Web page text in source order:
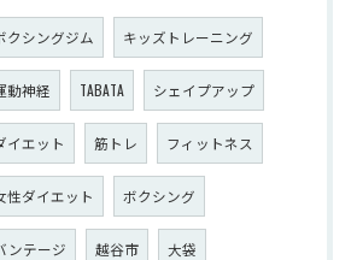
クシングジム キッズトレーニング
動神経 TABATA シェイプアップ
イエット 筋トレ フィットネス
性ダイエット ボクシング
ンテージ 越谷市 大袋